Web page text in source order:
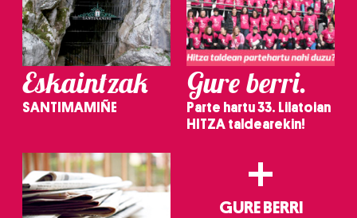
Eskaintzak
SANTIMAMIÑE
Gure berri.
Parte hartu 33. Lilatoian
HITZA taldearekin!
+
GURE BERRI